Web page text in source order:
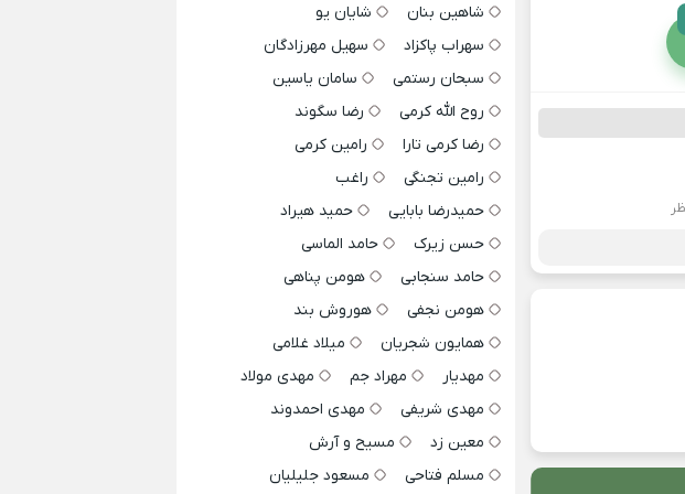
شاهین بنان
شایان یو
سهراب پاکزاد
سهیل مهرزادگان
سبحان رستمی
سامان یاسین
روح الله کرمی
رضا سگوند
رضا کرمی تارا
رامین کرمی
رامین تجنگی
راغب
حمیدرضا بابایی
حمید هیراد
حسن زیرک
حامد الماسی
حامد سنجابی
هومن پناهی
هومن نجفی
هوروش بند
همایون شجریان
میلاد غلامی
مهدیار
مهراد جم
مهدی مولاد
مهدی شریفی
مهدی احمدوند
معین زد
مسیح و آرش
مسلم فتاحی
مسعود جلیلیان